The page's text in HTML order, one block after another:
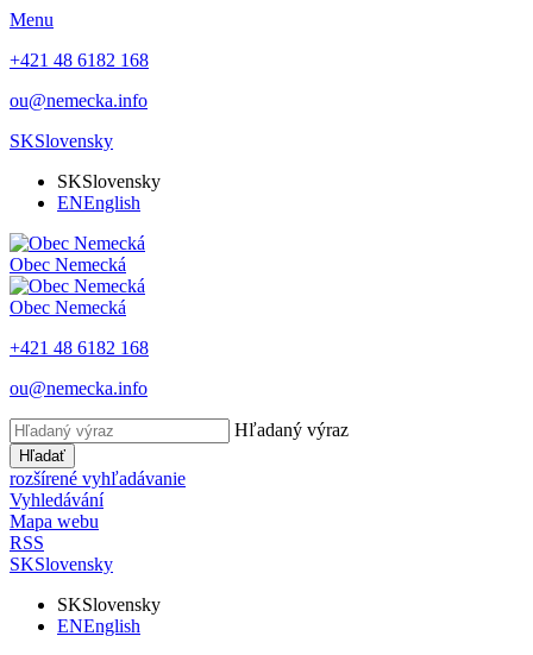
Menu
+421 48 6182 168
ou@nemecka.info
SKSlovensky
SKSlovensky
ENEnglish
Obec Nemecká
Obec Nemecká
+421 48 6182 168
ou@nemecka.info
Hľadaný výraz
Hľadať
rozšírené vyhľadávanie
Vyhledávání
Mapa webu
RSS
SKSlovensky
SKSlovensky
ENEnglish